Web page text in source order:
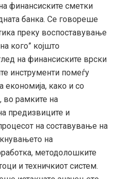
финансиските сметки
банка. Се говореше
преку воспоставување
кого” којшто
на финансиските врски
инструменти помеѓу
економија, како и со
во рамките на
предизвиците и
на составување на
на
методолошките
и техничкиот систем.